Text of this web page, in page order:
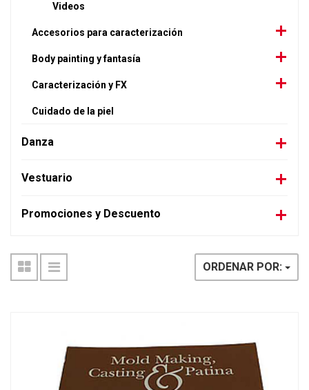
Videos
Accesorios para caracterización
Body painting y fantasía
Caracterización y FX
Cuidado de la piel
Danza
Vestuario
Promociones y Descuento
ORDENAR POR: